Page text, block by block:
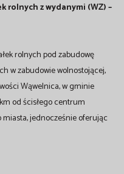
rolnych z wydanymi (WZ) –
rolnych pod zabudowę
w zabudowie wolnostojącej,
Wąwelnica, w gminie
od ścisłego centrum
miasta, jednocześnie oferując